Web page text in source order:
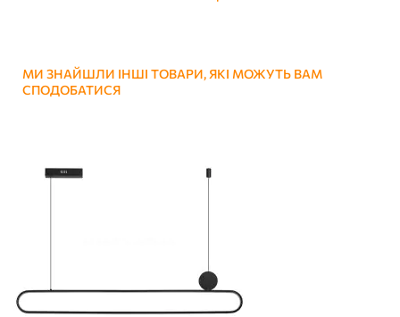
МИ ЗНАЙШЛИ ІНШІ ТОВАРИ, ЯКІ МОЖУТЬ ВАМ
СПОДОБАТИСЯ